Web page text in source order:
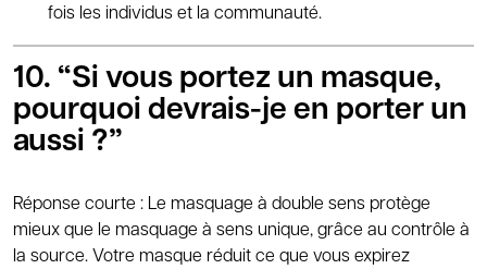
fois les individus et la communauté.
10. “Si vous portez un masque,
pourquoi devrais-je en porter un
aussi ?”
Réponse courte : Le masquage à double sens protège
mieux que le masquage à sens unique, grâce au contrôle à
la source. Votre masque réduit ce que vous expirez